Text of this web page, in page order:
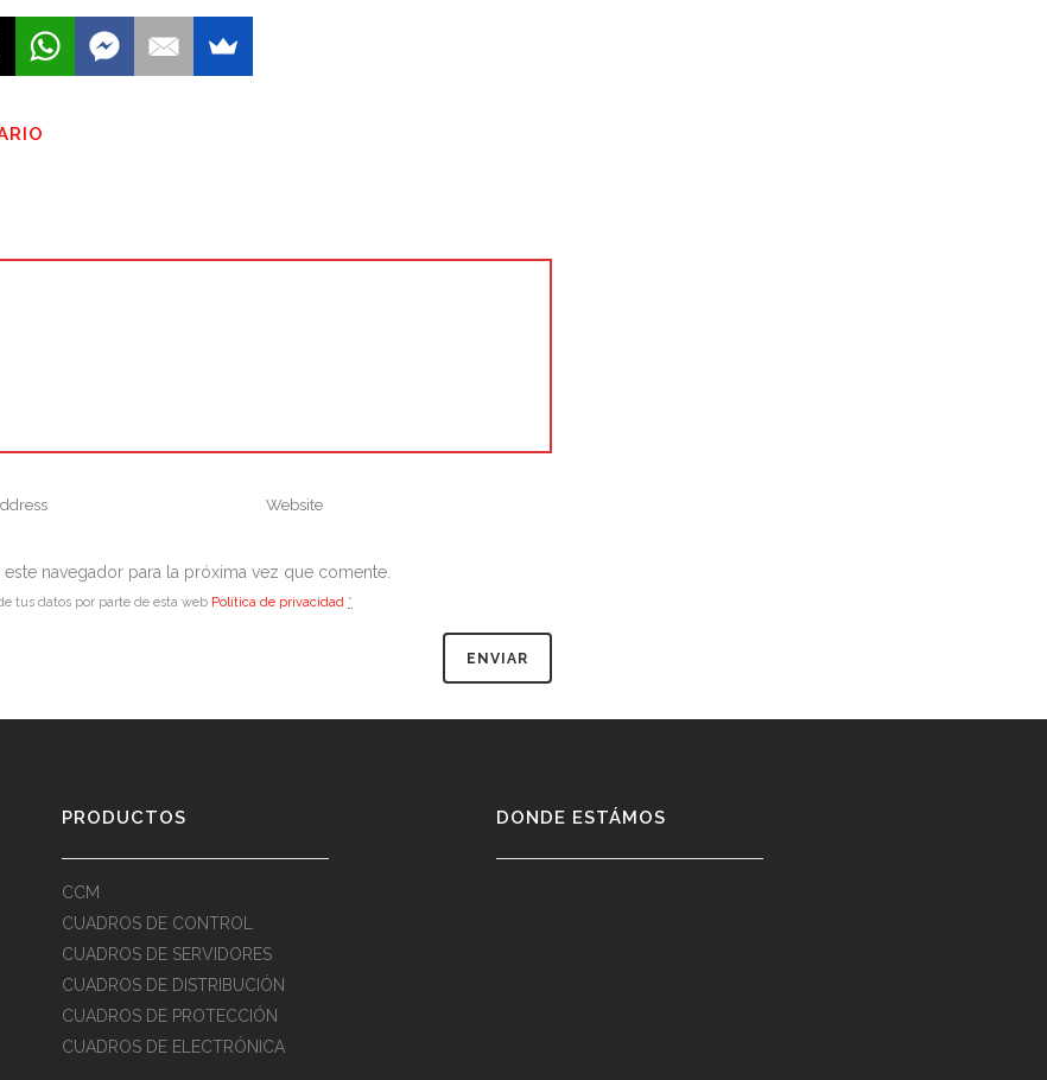
navegador para la próxima vez que comente.
tus datos por parte de esta web Política de privacidad *
PRODUCTOS
CCM
CUADROS DE CONTROL
CUADROS DE SERVIDORES
CUADROS DE DISTRIBUCIÓN
CUADROS DE PROTECCIÓN
CUADROS DE ELECTRÓNICA
DONDE ESTÁMOS